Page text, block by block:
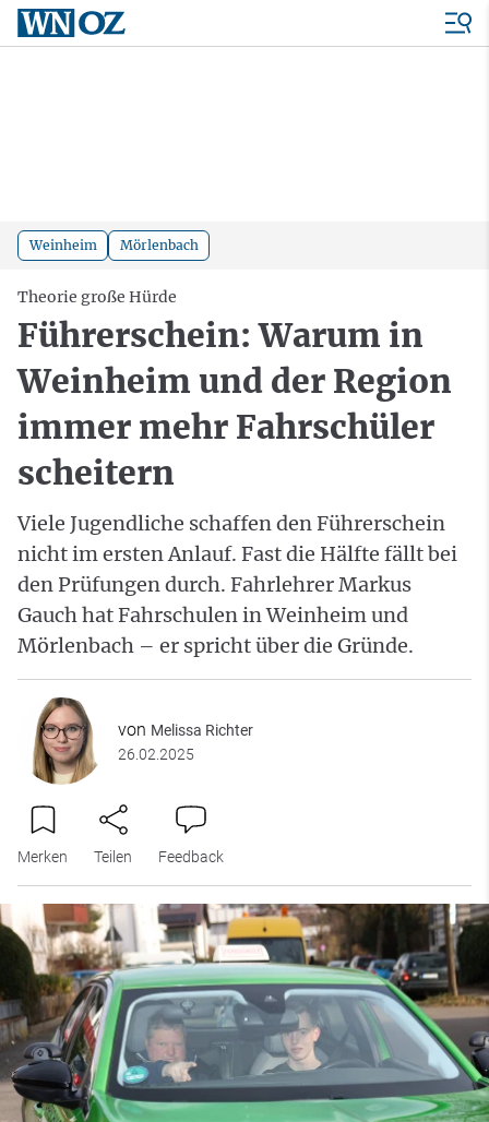
Weinheim Mörlenbach
Theorie große Hürde
Führerschein: Warum in
Weinheim und der Region
immer mehr Fahrschüler
scheitern
Viele Jugendliche schaffen den Führerschein
nicht im ersten Anlauf. Fast die Hälfte fällt bei
den Prüfungen durch. Fahrlehrer Markus
Gauch hat Fahrschulen in Weinheim und
Mörlenbach – er spricht über die Gründe.
von Melissa Richter
26.02.2025
Merken Teilen Feedback